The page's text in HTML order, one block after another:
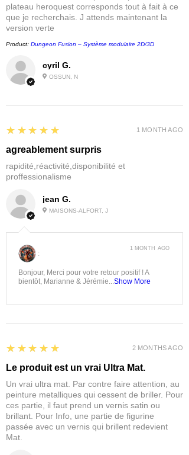
cyril G.
OSSUN, N
plateau heroquest corresponds tout à fait à ce
que je recherchais. J attends maintenant la
version verte
Product: Dungeon Fusion – Système modulaire 2D/3D
jean G.
MAISONS-ALFORT, J
5
★★★★★
agreablement surpris
rapidité,réactivité,disponibilité et
proffessionalisme
1 MONTH AGO
:
Bonjour, Merci pour votre retour positif ! A
bientôt, Marianne & Jérémie...Show More
1 MONTH AGO
5
★★★★★
Le produit est un vrai Ultra Mat.
Un vrai ultra mat. Par contre faire attention, au
peinture metalliques qui cessent de briller. Pour
ces partie, il faut prend un vernis satin ou
brillant. Pour Info, une partie de figurine
passée avec un vernis qui brillent redevient
Mat.
2 MONTHS AGO